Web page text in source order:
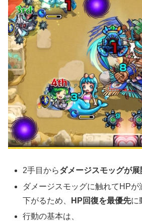
2手目からダメージスモッグが展
ダメージスモッグに触れてHPが
下がるため、
HP回復を最優先に
行動の基本は、